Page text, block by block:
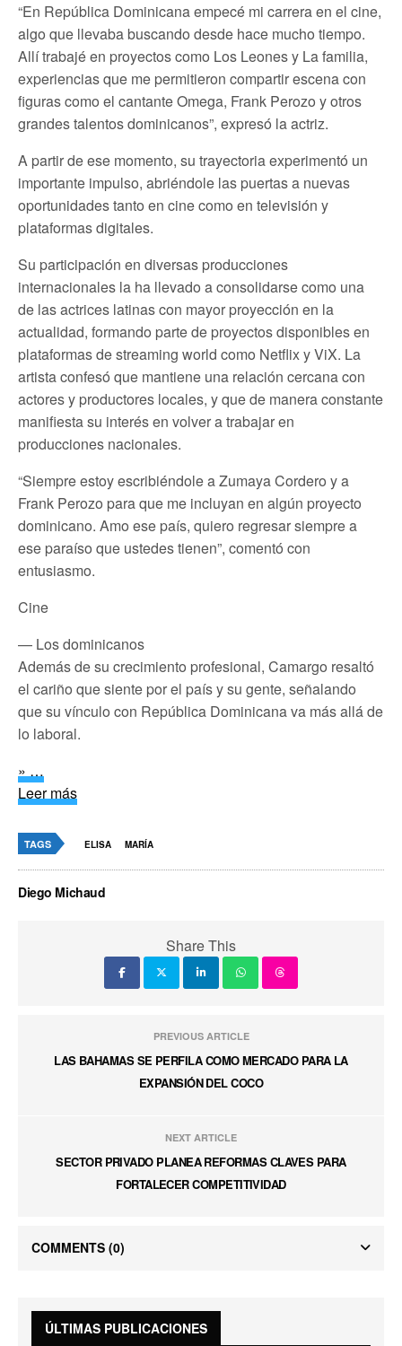
“En República Dominicana empecé mi carrera en el cine,
algo que llevaba buscando desde hace mucho tiempo.
Allí trabajé en proyectos como Los Leones y La familia,
experiencias que me permitieron compartir escena con
figuras como el cantante Omega, Frank Perozo y otros
grandes talentos dominicanos”, expresó la actriz.
A partir de ese momento, su trayectoria experimentó un
importante impulso, abriéndole las puertas a nuevas
oportunidades tanto en cine como en televisión y
plataformas digitales.
Su participación en diversas producciones
internacionales la ha llevado a consolidarse como una
de las actrices latinas con mayor proyección en la
actualidad, formando parte de proyectos disponibles en
plataformas de streaming world como Netflix y ViX. La
artista confesó que mantiene una relación cercana con
actores y productores locales, y que de manera constante
manifiesta su interés en volver a trabajar en
producciones nacionales.
“Siempre estoy escribiéndole a Zumaya Cordero y a
Frank Perozo para que me incluyan en algún proyecto
dominicano. Amo ese país, quiero regresar siempre a
ese paraíso que ustedes tienen”, comentó con
entusiasmo.
Cine
— Los dominicanos
Además de su crecimiento profesional, Camargo resaltó
el cariño que siente por el país y su gente, señalando
que su vínculo con República Dominicana va más allá de
lo laboral.
» …
Leer más
TAGS ELISA MARÍA
Diego Michaud
Share This
PREVIOUS ARTICLE
LAS BAHAMAS SE PERFILA COMO MERCADO PARA LA
EXPANSIÓN DEL COCO
NEXT ARTICLE
SECTOR PRIVADO PLANEA REFORMAS CLAVES PARA
FORTALECER COMPETITIVIDAD
COMMENTS (0)
ÚLTIMAS PUBLICACIONES